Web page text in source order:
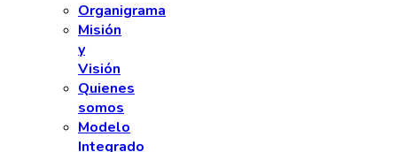
Organigrama
Misión
y
Visión
Quienes
somos
Modelo
Integrado